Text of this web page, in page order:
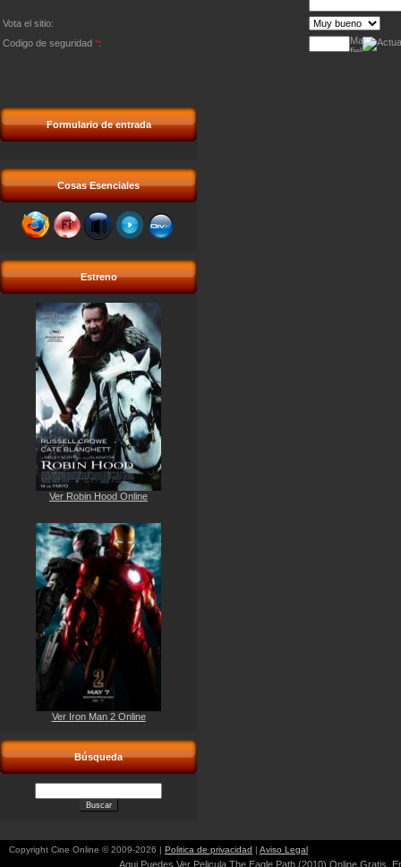
Vota el sitio:
Codigo de seguridad *:
Formulario de entrada
Cosas Esenciales
Estreno
Ver Robin Hood Online
Ver Iron Man 2 Online
Búsqueda
Copyright Cine Online © 2009-2026 | Politica de privacidad | Aviso Legal
Aqui Puedes Ver Pelicula The Eagle Path (2010) Online Gratis,